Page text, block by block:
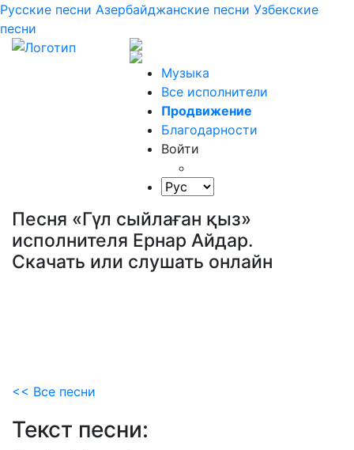
Русские песни Азербайджанские песни Узбекские
песни
Музыка
Все исполнители
Продвижение
Благодарности
Войти
Песня «Гүл сыйлаған қыз»
исполнителя Ернар Айдар.
Скачать или слушать онлайн
<< Все песни
Текст песни: